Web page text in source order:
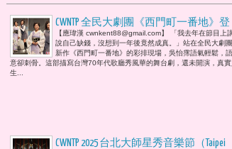
CWNTP 全民大劇團《西門町一番地》登
場 吳怡霈「缺錢」台詞預言悲劇成真
康茵茵性感崔苔菁上身「每次要講
『買』跟『賣』時，我都會卡住。」
【應瑋漢 cwnkent88@gmail.com】 「我去年在節目上
說自己缺錢，沒想到一年後竟然成真。」站在全民大劇團
新作《西門町一番地》的彩排現場，吳怡霈語氣輕鬆，語
意卻刺骨。這部描寫台灣70年代歌廳秀風華的舞台劇，還未開演，真實
生...
CWNTP 2025 台北大師星秀音樂節（Taipei